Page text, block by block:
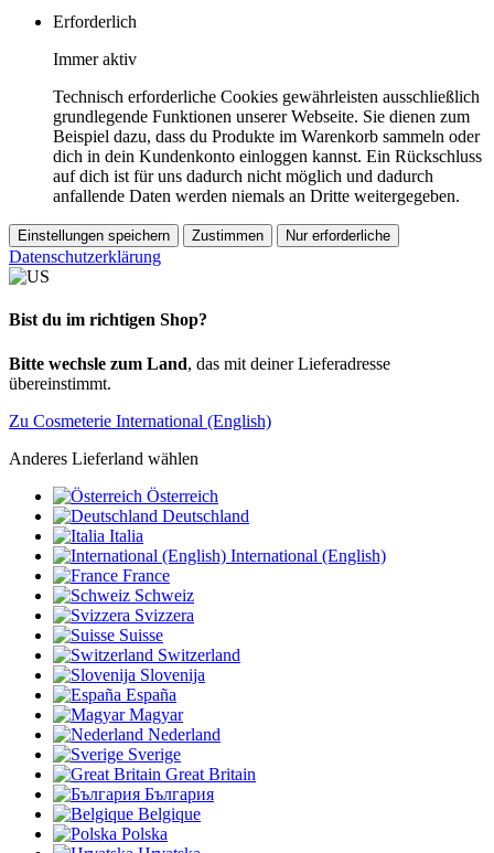
Erforderlich
Immer aktiv
Technisch erforderliche Cookies gewährleisten ausschließlich
grundlegende Funktionen unserer Webseite. Sie dienen zum
Beispiel dazu, dass du Produkte im Warenkorb sammeln oder
dich in dein Kundenkonto einloggen kannst. Ein Rückschluss
auf dich ist für uns dadurch nicht möglich und dadurch
anfallende Daten werden niemals an Dritte weitergegeben.
Einstellungen speichern Zustimmen Nur erforderliche
Datenschutzerklärung
Bist du im richtigen Shop?
Bitte wechsle zum Land, das mit deiner Lieferadresse
übereinstimmt.
Zu Cosmeterie International (English)
Anderes Lieferland wählen
Österreich
Deutschland
Italia
International (English)
France
Schweiz
Svizzera
Suisse
Switzerland
Slovenija
España
Magyar
Nederland
Sverige
Great Britain
България
Belgique
Polska